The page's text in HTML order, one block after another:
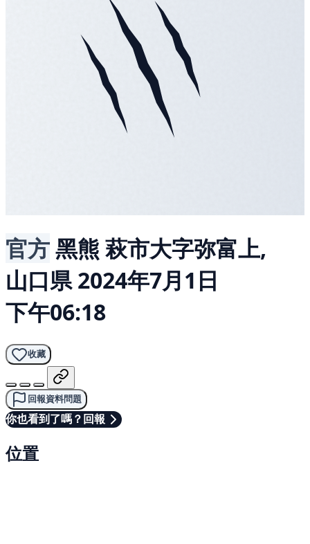
官方黑熊 萩市大字弥富上,
山口県 2024年7月1日
下午06:18
收藏
回報資料問題
你也看到了嗎？回報
位置